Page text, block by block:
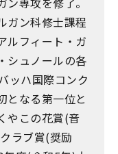
ガン科修士課程
ルフィート・ガ
シュノールの各
ッハ国際コンク
となる第一位と
やこの花賞(音
ラブ賞(奨励